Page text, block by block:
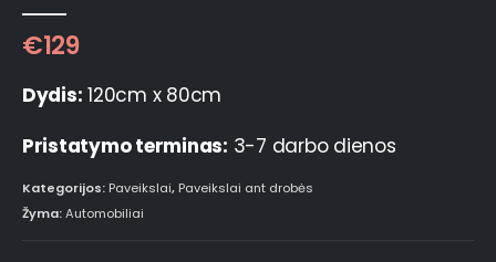
€129
Dydis: 120cm x 80cm
Pristatymo terminas: 3-7 darbo dienos
Kategorijos: Paveikslai, Paveikslai ant drobės
Žyma:Automobiliai